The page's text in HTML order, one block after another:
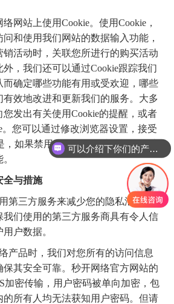
网站上使用Cookie。使用Cookie，
和使用我们网站的数据输入功能，
活动时，关联您所进行的购买活动
，我们还可以通过Cookie跟踪我们
而确定哪些功能有用或受欢迎，哪些
效地改进和更新我们的服务。大多
发出有关使用Cookie的提醒，或者
。您可以通过修改浏览器设置，接受
，如果禁用Cookie，您就不能使用此
全与措施
第三方服务来减少您的隐私泄露，
我们使用的第三方服务商具有令人信
户数据。
产品时，我们对您所有的访问信息
其安全可靠。秒开网络官方网站的
加密传输，用户密码被单向加密，包
的所有人均无法获知用户密码。但请
可以介绍下你们的产品么